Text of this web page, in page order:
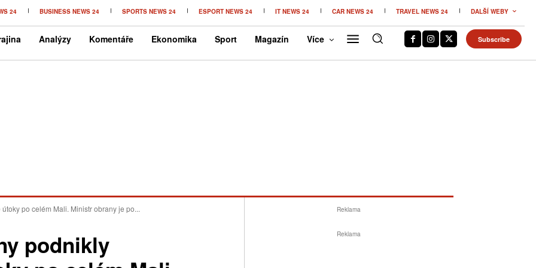
24 BUSINESS NEWS 24 SPORTS NEWS 24 ESPORT NEWS 24 IT NEWS 24 CAR NEWS 24 TRAVEL NEWS 24 DALŠÍ WEBY
Analýzy Komentáře Ekonomika Sport Magazín Více Subscribe
po celém Mali. Ministr obrany je po...
podnikly
Reklama
Reklama